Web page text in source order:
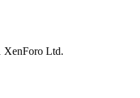
Ltd.